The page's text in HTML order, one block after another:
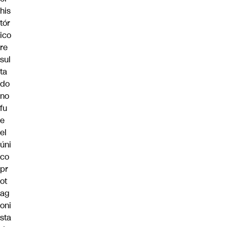
his
tór
ico
re
sul
ta
do
no
fu
e
el
úni
co
pr
ot
ag
oni
sta